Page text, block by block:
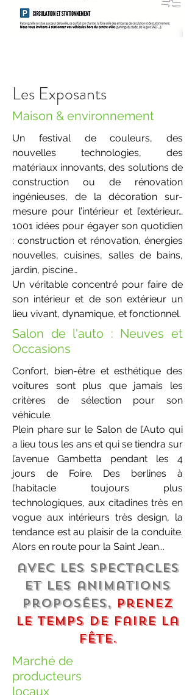
Les Exposants
Maison & environnement
Un festival de couleurs, des
nouvelles technologies, des
matériaux innovants, des solutions de
construction ou de rénovation
ingénieuses, de la décoration sur-
mesure pour l’intérieur et l’extérieur…
1001 idées pour égayer son quotidien
: construction et rénovation, énergies
nouvelles, cuisines, salles de bains,
jardin, piscine…
Un véritable concentré pour faire de
son intérieur et de son extérieur un
lieu vivant, dynamique, et fonctionnel.
Salon de l'auto : Neuves et
Occasions
Confort, bien-être et esthétique des
voitures sont plus que jamais les
critères de sélection pour son
véhicule.
Plein phare sur le Salon de l’Auto qui
a lieu tous les ans et qui se tiendra sur
l’avenue Gambetta pendant les 4
jours de Foire. Des berlines à
l’habitacle toujours plus
technologiques, aux citadines très en
vogue aux intérieurs très design, la
tendance est au plaisir de la conduite.
Alors en route pour la Saint Jean...
avec les spectacles
et les animations
proposées, prenez
le temps de faire la
fête.
Marché de
producteurs
locaux